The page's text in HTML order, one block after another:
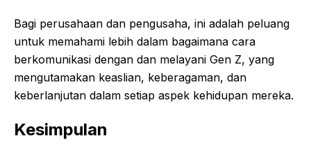
Bagi perusahaan dan pengusaha, ini adalah peluang
untuk memahami lebih dalam bagaimana cara
berkomunikasi dengan dan melayani Gen Z, yang
mengutamakan keaslian, keberagaman, dan
keberlanjutan dalam setiap aspek kehidupan mereka.
Kesimpulan